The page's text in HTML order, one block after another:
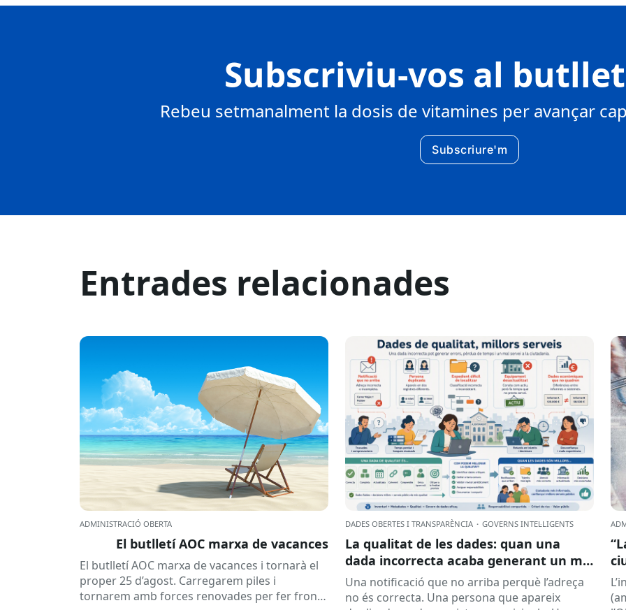
Subscriviu-vos al
Rebeu setmanalment la dosis de vitamines per avançar
Subscriure'm
Entrades relacionades
ADMINISTRACIÓ OBERTA
El butlletí AOC marxa de vacances
El butlletí AOC marxa de vacances i tornarà el
proper 25 d’agost. Carregarem piles i
tornarem amb forces renovades per fer front
DADES OBERTES I TRANSPARÈNCIA · GOVERNS INTEL·LIGENTS
La qualitat de les dades: quan una
dada incorrecta acaba generant un mal
servei
Una notificació que no arriba perquè l’adreça
no és correcta. Una persona que apareix
la